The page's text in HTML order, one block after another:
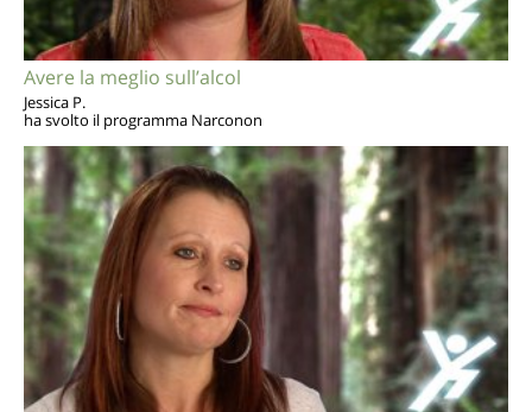
Avere la meglio sull’alcol
Jessica P.
ha svolto il programma Narconon